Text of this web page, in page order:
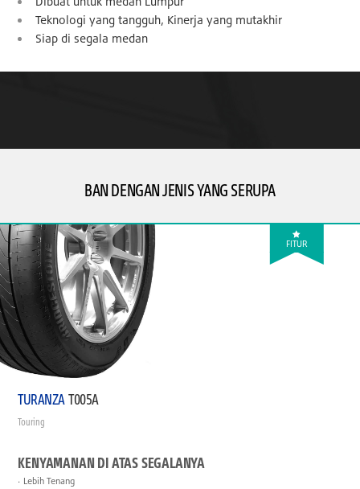
Teknologi yang tangguh, Kinerja yang mutakhir
Siap di segala medan
BAN DENGAN JENIS YANG SERUPA
FITUR
TURANZAT005A
Touring
KENYAMANAN DI ATAS SEGALANYA
Lebih Tenang